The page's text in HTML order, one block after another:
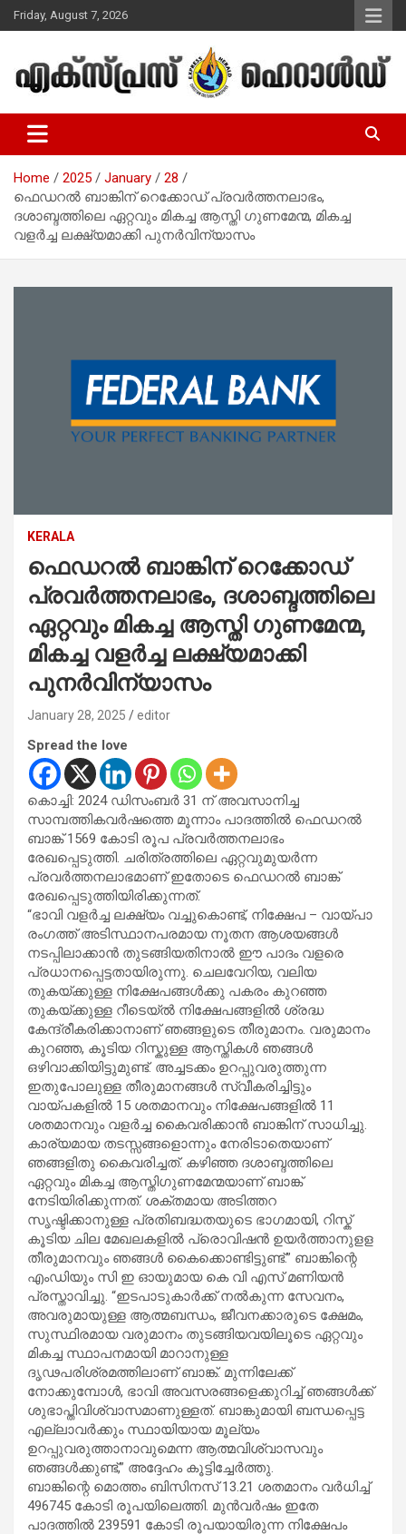
Skip
to
Friday, August 7, 2026
Express Herald – Malayalam
Christian News
Home 2025 January
28
ഫെഡറൽ ബാങ്കിന് റെക്കോഡ് പ്രവർത്തനലാഭം,
ദശാബ്ദത്തിലെ ഏറ്റവും മികച്ച ആസ്തി ഗുണമേന്മ, മികച്ച
വളർച്ച ലക്ഷ്യമാക്കി പുനർവിന്യാസം
KERALA
ഫെഡറൽ ബാങ്കിന് റെക്കോഡ്
പ്രവർത്തനലാഭം, ദശാബ്ദത്തിലെ
ഏറ്റവും മികച്ച ആസ്തി ഗുണമേന്മ,
മികച്ച വളർച്ച ലക്ഷ്യമാക്കി
പുനർവിന്യാസം
January 28, 2025 editor
Spread the love
കൊച്ചി: 2024 ഡിസംബർ 31 ന് അവസാനിച്ച
സാമ്പത്തികവർഷത്തെ മൂന്നാം പാദത്തിൽ ഫെഡറൽ
ബാങ്ക് 1569 കോടി രൂപ പ്രവർത്തനലാഭം
രേഖപ്പെടുത്തി. ചരിത്രത്തിലെ ഏറ്റവുമുയർന്ന
പ്രവർത്തനലാഭമാണ് ഇതോടെ ഫെഡറൽ ബാങ്ക്
രേഖപ്പെടുത്തിയിരിക്കുന്നത്.
“ഭാവി വളർച്ച ലക്ഷ്യം വച്ചുകൊണ്ട്, നിക്ഷേപ – വായ്പാ
രംഗത്ത് അടിസ്ഥാനപരമായ നൂതന ആശയങ്ങൾ
നടപ്പിലാക്കാൻ തുടങ്ങിയതിനാൽ ഈ പാദം വളരെ
പ്രധാനപ്പെട്ടതായിരുന്നു. ചെലവേറിയ, വലിയ
തുകയ്ക്കുള്ള നിക്ഷേപങ്ങൾക്കു പകരം കുറഞ്ഞ
തുകയ്ക്കുള്ള റീടെയ്ൽ നിക്ഷേപങ്ങളിൽ ശ്രദ്ധ
കേന്ദ്രീകരിക്കാനാണ് ഞങ്ങളുടെ തീരുമാനം. വരുമാനം
കുറഞ്ഞ, കൂടിയ റിസ്കുള്ള ആസ്തികൾ ഞങ്ങൾ
ഒഴിവാക്കിയിട്ടുമുണ്ട്. അച്ചടക്കം ഉറപ്പുവരുത്തുന്ന
ഇതുപോലുള്ള തീരുമാനങ്ങൾ സ്വീകരിച്ചിട്ടും
വായ്പകളിൽ 15 ശതമാനവും നിക്ഷേപങ്ങളിൽ 11
ശതമാനവും വളർച്ച കൈവരിക്കാൻ ബാങ്കിന് സാധിച്ചു.
കാര്യമായ തടസ്സങ്ങളൊന്നും നേരിടാതെയാണ്
ഞങ്ങളിതു കൈവരിച്ചത്. കഴിഞ്ഞ ദശാബ്ദത്തിലെ
ഏറ്റവും മികച്ച ആസ്തിഗുണമേന്മയാണ് ബാങ്ക്
നേടിയിരിക്കുന്നത്. ശക്തമായ അടിത്തറ
സൃഷ്ടിക്കാനുള്ള പ്രതിബദ്ധതയുടെ ഭാഗമായി, റിസ്ക്
കൂടിയ ചില മേഖലകളിൽ പ്രൊവിഷൻ ഉയർത്താനുളള
തീരുമാനവും ഞങ്ങൾ കൈക്കൊണ്ടിട്ടുണ്ട്.” ബാങ്കിന്റെ
എംഡിയും സി ഇ ഓയുമായ കെ വി എസ് മണിയൻ
പ്രസ്താവിച്ചു. “ഇടപാടുകാർക്ക് നൽകുന്ന സേവനം,
അവരുമായുള്ള ആത്മബന്ധം, ജീവനക്കാരുടെ ക്ഷേമം,
സുസ്ഥിരമായ വരുമാനം തുടങ്ങിയവയിലൂടെ ഏറ്റവും
മികച്ച സ്ഥാപനമായി മാറാനുള്ള
ദൃഢപരിശ്രമത്തിലാണ് ബാങ്ക്. മുന്നിലേക്ക്
നോക്കുമ്പോൾ, ഭാവി അവസരങ്ങളെക്കുറിച്ച് ഞങ്ങൾക്ക്
ശുഭാപ്തിവിശ്വാസമാണുള്ളത്. ബാങ്കുമായി ബന്ധപ്പെട്ട
എല്ലാവർക്കും സ്ഥായിയായ മൂല്യം
ഉറപ്പുവരുത്താനാവുമെന്ന ആത്മവിശ്വാസവും
ഞങ്ങൾക്കുണ്ട്,” അദ്ദേഹം കൂട്ടിച്ചേർത്തു.
ബാങ്കിന്റെ മൊത്തം ബിസിനസ് 13.21 ശതമാനം വര്‍ധിച്ച്
496745 കോടി രൂപയിലെത്തി. മുന്‍വര്‍ഷം ഇതേ
പാദത്തിൽ 239591 കോടി രൂപയായിരുന്ന നിക്ഷേപം